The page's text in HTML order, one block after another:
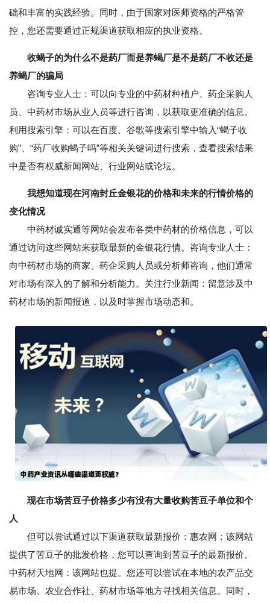
础和丰富的实践经验。同时，由于国家对医师资格的严格管
控，您还需要通过正规渠道获取相应的执业资格。
收蝎子的为什么不是药厂而是养蝎厂是不是药厂不收还是
养蝎厂的骗局
咨询专业人士：可以向专业的中药材种植户、药企采购人
员、中药材市场从业人员等进行咨询，以获取更准确的信息。
利用搜索引擎：可以在百度、谷歌等搜索引擎中输入“蝎子收
购”、“药厂收购蝎子吗”等相关关键词进行搜索，查看搜索结果
中是否有权威新闻网站、行业网站或论坛。
我想知道现在河南封丘金银花的价格和未来的行情价格的
变化情况
中药材诚实通等网站会发布各类中药材的价格信息，可以
通过访问这些网站来获取最新的金银花行情。咨询专业人士：
向中药材市场的商家、药企采购人员或分析师咨询，他们通常
对市场有深入的了解和分析能力。关注行业新闻：留意涉及中
药材市场的新闻报道，以及时掌握市场动态和。
现在市场苦豆子价格多少有没有大量收购苦豆子单位和个
人
但可以尝试通过以下渠道获取最新报价：惠农网：该网站
提供了苦豆子的批发价格，您可以查询到苦豆子的最新报价。
中药材天地网：该网站也提。您还可以尝试在本地的农产品交
易市场、农业合作社、药材市场等地方寻找相关信息。同时，